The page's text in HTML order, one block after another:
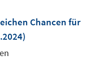
Chancen für